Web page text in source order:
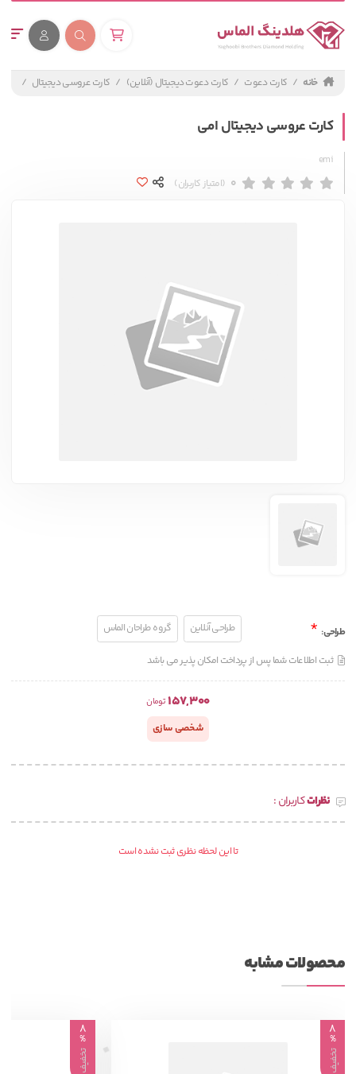
خانه کارت دعوت کارت دعوت دیجیتال (آنلاین) کارت عروسی دیجیتال
کارت عروسی دیجیتال امی
emi
0 (امتیاز کاربران)
طراحی:
* طراحی آنلاین گروه طراحان الماس
ثبت اطلاعات شما پس از پرداخت امکان پذیر می باشد
تومان 157,300
شخصی سازی
نظراتکاربران :
تا این لحظه نظری ثبت نشده است
محصولات مشابه
8
%
تخفیف
8
%
تخفیف